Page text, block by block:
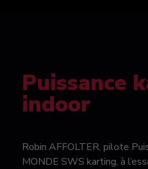
Puissance
indoor
Robin AFFOLTER, pilote
MONDE SWS karting, à